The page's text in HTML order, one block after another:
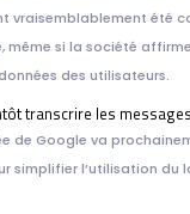
vraisemblablement été
si la société
des utilisateurs.
transcrire les
de Google va
simplifier l’utilisation du